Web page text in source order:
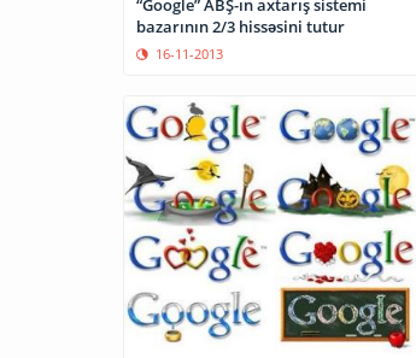
“Google” ABŞ-ın axtarış sistemi
bazarının 2/3 hissəsini tutur
16-11-2013